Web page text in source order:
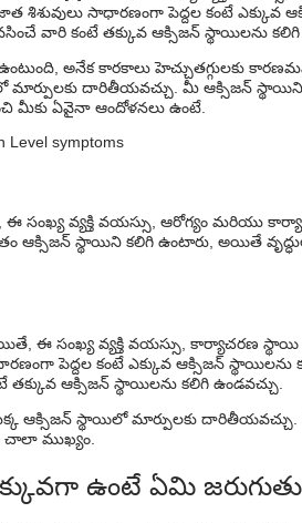
సాధారణంగా పెద్దల కంటే ఎక్కువ
వారి కంటే తక్కువ ఆక్సిజన్ స్థాయిలను కలిగి
అనేక కారకాలు హెచ్చుతగ్గులకు
మార్పులకు దారితీయవచ్చు. మీ ఆక్సిజన్
మీకు ఏవైనా ఆందోళనలు ఉంటే.
సంఖ్య వ్యక్తి వయస్సు, ఆరోగ్యం మరియు
స్థాయిని కలిగి ఉంటారు, అయితే
ఈ సంఖ్య వ్యక్తి వయస్సు, కార్యాచరణ
పెద్దల కంటే ఎక్కువ ఆక్సిజన్
తక్కువ ఆక్సిజన్ స్థాయిలను కలిగి ఉండవచ్చు.
ఆక్సిజన్ స్థాయిలో మార్పులకు దారితీయవచ్చు.
చాలా ముఖ్యం.
ఉంటే ఏమి